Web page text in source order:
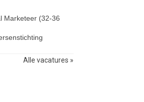
Marketeer (32-36
Alle vacatures »